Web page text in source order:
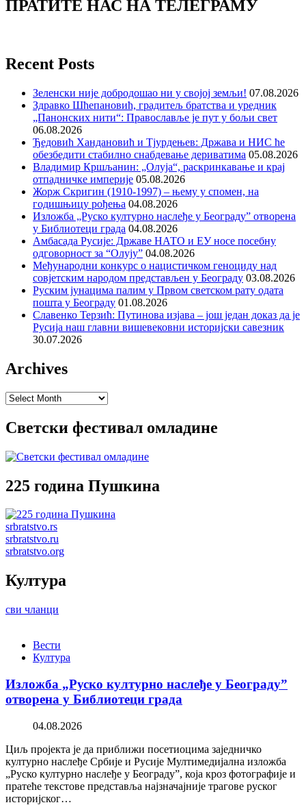
ПРАТИТЕ НАС НА ТЕЛЕГРАМУ
Recent Posts
Зеленски није добродошао ни у својој земљи! 07.08.2026
Здравко Шћепановић, градитељ братства и уредник
„Панонских нити“: Православље је пут у бољи свет
06.08.2026
Ђедовић Хандановић и Тјурдењев: Држава и НИС ће
обезбедити стабилно снабдевање дериватима 05.08.2026
Владимир Кршљанин: „Олуја“, раскринкавање и крај
отпадничке империје 05.08.2026
Жорж Скригин (1910-1997) – њему у спомен, на
годишњицу рођења 04.08.2026
Изложба „Руско културно наслеђе у Београду” отворена
у Библиотеци града 04.08.2026
Амбасада Русије: Државе НАТО и ЕУ носе посебну
одговорност за “Олују” 04.08.2026
Међународни конкурс о нацистичком геноциду над
совјетским народом представљен у Београду 03.08.2026
Руским јунацима палим у Првом светском рату одата
пошта у Београду 01.08.2026
Славенко Терзић: Путинова изјава – још један доказ да је
Русија наш главни вишевековни историјски савезник
30.07.2026
Archives
Archives
Светски фестивал омладине
225 година Пушкина
srbratstvo.rs
srbratstvo.ru
srbratstvo.org
Култура
сви чланци
Вести
Култура
Изложба „Руско културно наслеђе у Београду”
отворена у Библиотеци града
04.08.2026
Циљ пројекта је да приближи посетиоцима заједничко
културно наслеђе Србије и Русије Мултимедијална изложба
„Руско културно наслеђе у Београду”, која кроз фотографије и
пратеће текстове представља најзначајније трагове руског
историјског…